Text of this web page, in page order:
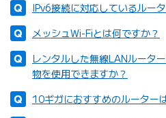
IPv6接続に対応しているルー
メッシュWi-Fiとは何ですか？
レンタルした無線LANルータ
物を使用できますか？
10ギガにおすすめのルーター